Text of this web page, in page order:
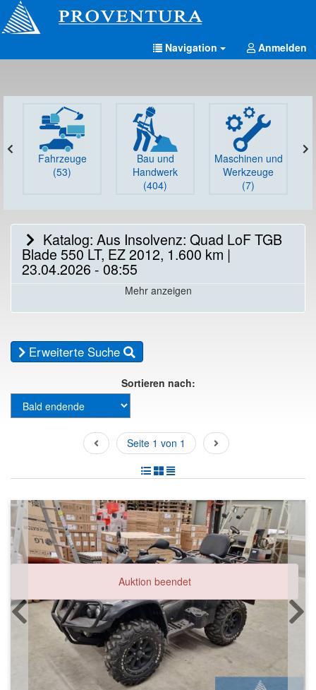
Navigation Anmelden
Fahrzeuge
(53)
Bau und
Handwerk
(404)
Maschinen und
Werkzeuge
(7)
Katalog: Aus Insolvenz: Quad LoF TGB
Blade 550 LT, EZ 2012, 1.600 km |
23.04.2026 - 08:55
Mehr anzeigen
Erweiterte Suche
Sortieren nach:
Seite 1 von 1
Auktion beendet